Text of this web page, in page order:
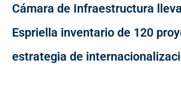
Cámara de Infraestructura
Espriella inventario de 120
estrategia de